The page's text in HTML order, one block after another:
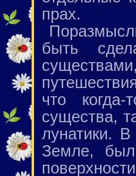
прах.
быть
что
существа,
лунатики.
Земле,